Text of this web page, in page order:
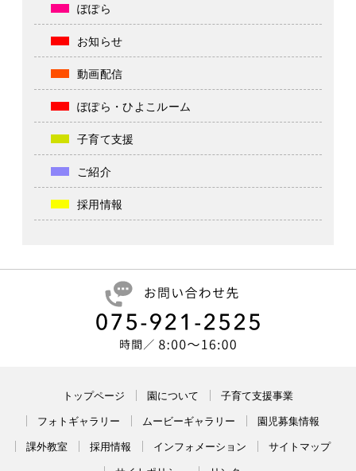
ぽぽら
お知らせ
動画配信
ぽぽら・ひよこルーム
子育て支援
ご紹介
採用情報
トップページ 園について
子育て支援事業
フォトギャラリー
ムービーギャラリー
園児募集情報
課外教室
採用情報 インフォメーション
サイトマップ